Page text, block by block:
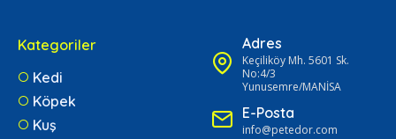
Kategoriler
Kedi
Köpek
Kuş
Adres
Keçiliköy Mh. 5601 Sk.
No:4/3
Yunusemre/MANİSA
E-Posta
info@petedor.com